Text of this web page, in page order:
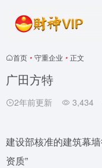
首页 • 守重企业 • 正文
广田方特
2年前更新 3,434
建设部核准的建筑幕墙
资质”